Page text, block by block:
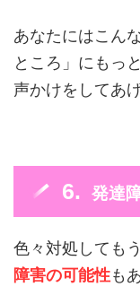
あなたにはこん
ところ」にもっ
声かけをしてあ
発達
色々対処しても
障害の可能性も